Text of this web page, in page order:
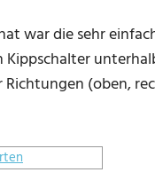
war die sehr
(oben,